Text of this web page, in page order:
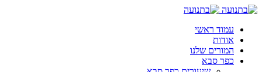
עמוד ראשי
אודות
המורים שלנו
כפר סבא